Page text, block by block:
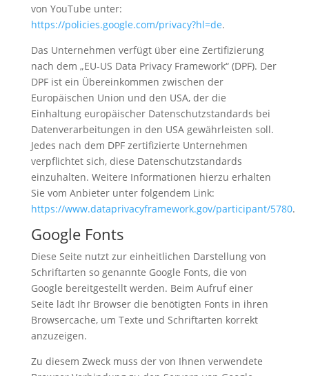
von YouTube unter:
https://policies.google.com/privacy?hl=de.
Das Unternehmen verfügt über eine Zertifizierung
nach dem „EU-US Data Privacy Framework“ (DPF). Der
DPF ist ein Übereinkommen zwischen der
Europäischen Union und den USA, der die
Einhaltung europäischer Datenschutzstandards bei
Datenverarbeitungen in den USA gewährleisten soll.
Jedes nach dem DPF zertifizierte Unternehmen
verpflichtet sich, diese Datenschutzstandards
einzuhalten. Weitere Informationen hierzu erhalten
Sie vom Anbieter unter folgendem Link:
https://www.dataprivacyframework.gov/participant/5780.
Google Fonts
Diese Seite nutzt zur einheitlichen Darstellung von
Schriftarten so genannte Google Fonts, die von
Google bereitgestellt werden. Beim Aufruf einer
Seite lädt Ihr Browser die benötigten Fonts in ihren
Browsercache, um Texte und Schriftarten korrekt
anzuzeigen.
Zu diesem Zweck muss der von Ihnen verwendete